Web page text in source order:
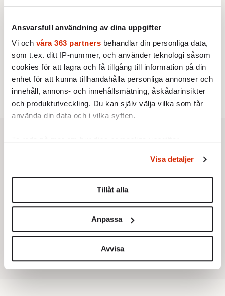
Ansvarsfull användning av dina uppgifter
Vi och våra 363 partners behandlar din personliga data,
som t.ex. ditt IP-nummer, och använder teknologi såsom
cookies för att lagra och få tillgång till information på din
enhet för att kunna tillhandahålla personliga annonser och
innehåll, annons- och innehållsmätning, åskådarinsikter
och produktutveckling. Du kan själv välja vilka som får
använda din data och i vilka syften.
Du kan ändra eller dra tillbaka ditt samtycke när som
helst från cookie-förklaringen.
Vi använder enhetsidentifierare för att anpassa innehållet
för sociala medier och analysera vår trafik. Vi
vidarebefordrar även sådana identifierare och annan
information från din enhet till de sociala medier och
annons- och analysföretag som vi samarbetar med.
Dessa kan i sin tur kombinera informationen med annan
Visa detaljer
Tillåt alla
Anpassa
Avvisa
3.
4.Frans Wachtmeister:Ja, AC är ett hot mot den
franska civilisationen
5.Därför liknar Putin både tsaren och Stalin
Av: Bengt Jangfeldt
6.Christoffer Jonsson:Inte nu igen, Vänsterpartiet!